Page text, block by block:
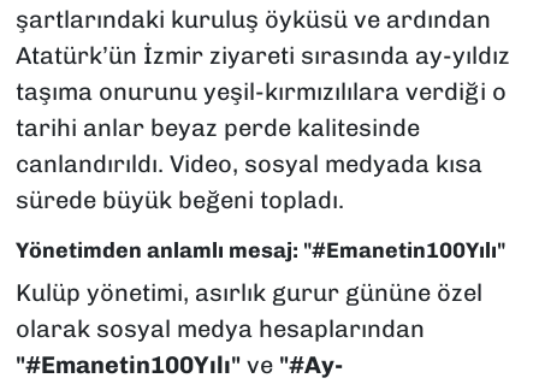
şartlarındaki kuruluş öyküsü ve ardından
Atatürk’ün İzmir ziyareti sırasında ay-yıldız
taşıma onurunu yeşil-kırmızılılara verdiği o
tarihi anlar beyaz perde kalitesinde
canlandırıldı. Video, sosyal medyada kısa
sürede büyük beğeni topladı.
Yönetimden anlamlı mesaj: "#Emanetin100Yılı"
Kulüp yönetimi, asırlık gurur gününe özel
olarak sosyal medya hesaplarından
"#Emanetin100Yılı"ve "#Ay-